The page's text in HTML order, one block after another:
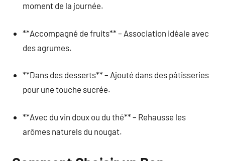
moment de la journée.
**Accompagné de fruits** – Association idéale avec
des agrumes.
**Dans des desserts** – Ajouté dans des pâtisseries
pour une touche sucrée.
**Avec du vin doux ou du thé** – Rehausse les
arômes naturels du nougat.